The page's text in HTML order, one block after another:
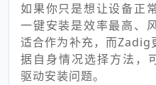
如果你只是想让设备正
一键安装是效率最高、
适合作为补充，而Zadig
据自身情况选择方法
驱动安装问题。